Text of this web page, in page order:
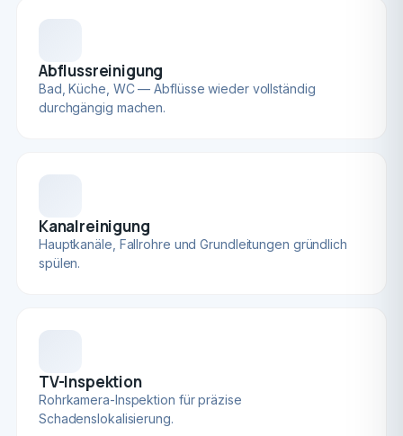
Abflussreinigung
Bad, Küche, WC — Abflüsse wieder vollständig
durchgängig machen.
Kanalreinigung
Hauptkanäle, Fallrohre und Grundleitungen gründlich
spülen.
TV-Inspektion
Rohrkamera-Inspektion für präzise
Schadenslokalisierung.